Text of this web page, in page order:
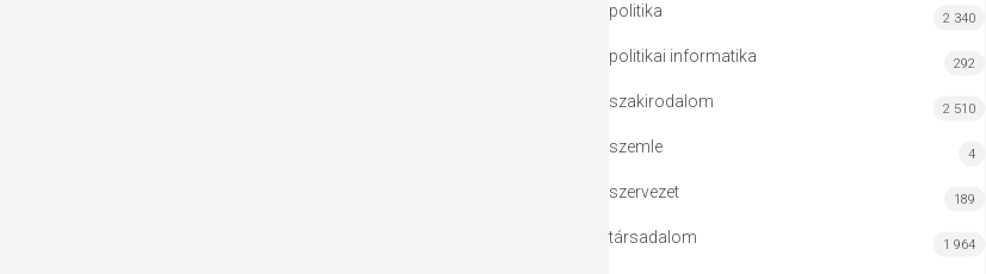
politika 2 340
politikai informatika 292
szakirodalom 2 510
szemle 4
szervezet 189
társadalom 1 964